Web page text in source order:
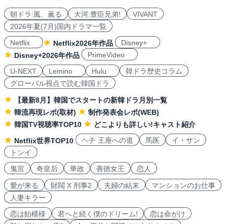
朝ドラ:風、薫る 大河:豊臣兄弟!
VIVANT
2026年夏(7月)国内ドラマ一覧
Netflix
Netflix2026年作品
Disney+
Disney+2026年作品
PrimeVideo
U-NEXT
Lemino Hulu
韓ドラ歴史コラム
グローバル視点で読む韓国ドラ
【最新8月】韓国でスタートの新韓ドラ月別一覧
韓流再現レポ(取材)
制作発表会レポ(WEB)
韓国TV視聴率TOP10
どこよりも詳しい!キャスト紹介
Netflix世界TOP10
ヘチ 王座への道 馬医
イ・サン
トンイ
鬼宮
奇皇后 華政 善徳女王 恋人
愛が来る 財閥 X 刑事2 夫婦の結末
マンションのお仕事
人妻キラー
恋は飴模様
君へと続く僕のドリーム!
恋は命がけ